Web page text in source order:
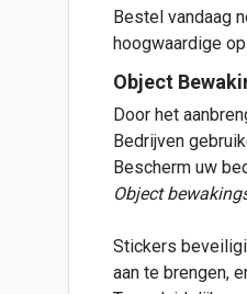
Bestel vandaag
hoogwaardige
Object
Door het
Bedrijven
Bescherm uw
Object
Stickers
aan te brengen,